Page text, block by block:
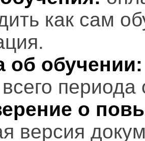
как сам
об обучении:
периода
о
версия